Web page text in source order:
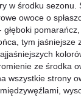
w środku sezonu.
owoce o
głęboki
tym jaśniejsze
ze środka
wszystkie strony